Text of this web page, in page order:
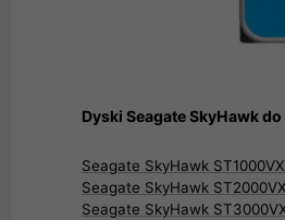
Dyski Seagate SkyHawk
Seagate SkyHawk
Seagate SkyHawk
Seagate SkyHawk